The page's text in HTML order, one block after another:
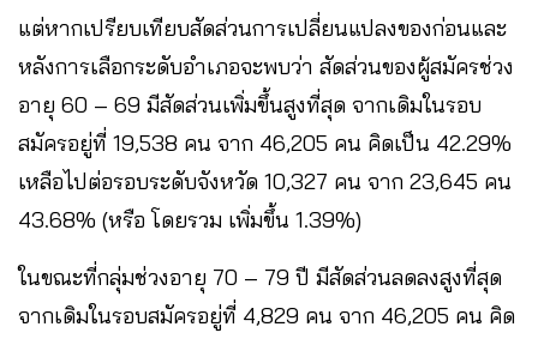
แต่หากเปรียบเทียบสัดส่วนการเปลี่ยนแปลงของก่อนและ
หลังการเลือกระดับอำเภอจะพบว่า สัดส่วนของผู้สมัครช่วง
อายุ 60 – 69 มีสัดส่วนเพิ่มขึ้นสูงที่สุด จากเดิมในรอบ
สมัครอยู่ที่ 19,538 คน จาก 46,205 คน คิดเป็น 42.29%
เหลือไปต่อรอบระดับจังหวัด 10,327 คน จาก 23,645 คน
43.68% (หรือ โดยรวม เพิ่มขึ้น 1.39%)
ในขณะที่กลุ่มช่วงอายุ 70 – 79 ปี มีสัดส่วนลดลงสูงที่สุด
จากเดิมในรอบสมัครอยู่ที่ 4,829 คน จาก 46,205 คน คิด